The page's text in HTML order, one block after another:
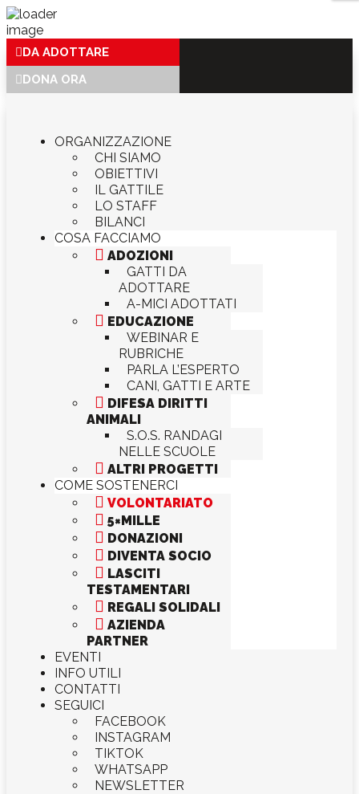
DA ADOTTARE
DONA ORA
ORGANIZZAZIONE
CHI SIAMO
OBIETTIVI
IL GATTILE
LO STAFF
BILANCI
COSA FACCIAMO
 ADOZIONI
GATTI DA
ADOTTARE
A-MICI ADOTTATI
 EDUCAZIONE
WEBINAR E
RUBRICHE
PARLA L’ESPERTO
CANI, GATTI E ARTE
 DIFESA DIRITTI
ANIMALI
S.O.S. RANDAGI
NELLE SCUOLE
 ALTRI PROGETTI
COME SOSTENERCI
 VOLONTARIATO
 5×MILLE
 DONAZIONI
 DIVENTA SOCIO
 LASCITI
TESTAMENTARI
 REGALI SOLIDALI
 AZIENDA
PARTNER
EVENTI
INFO UTILI
CONTATTI
SEGUICI
FACEBOOK
INSTAGRAM
TIKTOK
WHATSAPP
NEWSLETTER